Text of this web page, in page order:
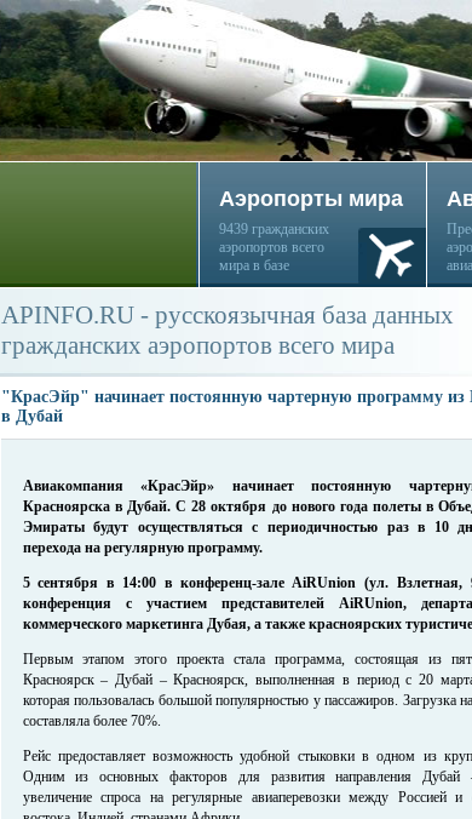
Аэропорты мира
9439 гражданских
аэропортов всего
мира в базе
APINFO.RU - русскоязычная база данных
гражданских аэропортов всего мира
"КрасЭйр" начинает постоянную чартерную программу из
в Дубай
Авиакомпания «КрасЭйр» начинает постоянную
Красноярска в Дубай. С 28 октября до нового года полеты в
Эмираты будут осуществляться с периодичностью раз в 10
перехода на регулярную программу.
5 сентября в 14:00 в конференц-зале AiRUnion (ул. Взлетная,
конференция с участием представителей
AiRUnion,
коммерческого маркетинга Дубая, а также красноярских
Первым этапом этого проекта стала программа, состоящая из
Красноярск – Дубай – Красноярск, выполненная в период с 20
которая пользовалась большой популярностью у пассажиров. Загрузка
составляла более 70%.
Рейс предоставляет возможность удобной стыковки в одном из
Одним из основных факторов для развития направления Дубай
увеличение спроса на регулярные авиаперевозки между Россией и